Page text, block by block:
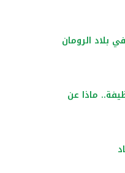
بلاد الرومان
ماذا عن